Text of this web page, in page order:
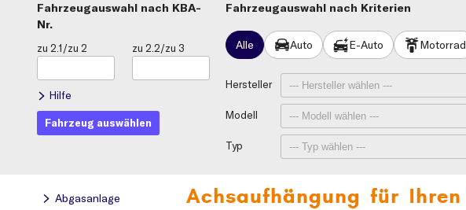
Fahrzeugauswahl
KBA-
Nr.
zu 2.1/zu 2 zu 2.2/zu 3
Hilfe
Fahrzeug auswählen
Fahrzeugauswahl nach Kriterien
Alle Auto E-Auto Motorrad
Hersteller
Modell
Typ
Abgasanlage
Achsaufhängung für Ihren